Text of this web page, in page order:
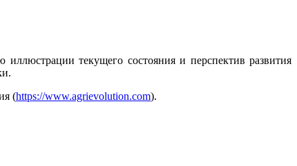
иллюстрации текущего состояния и перспектив развития
(https://www.agrievolution.com).